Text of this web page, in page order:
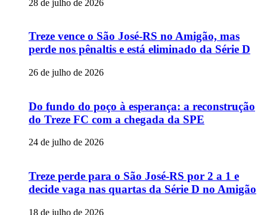
28 de julho de 2026
Treze vence o São José-RS no Amigão, mas
perde nos pênaltis e está eliminado da Série D
26 de julho de 2026
Do fundo do poço à esperança: a reconstrução
do Treze FC com a chegada da SPE
24 de julho de 2026
Treze perde para o São José-RS por 2 a 1 e
decide vaga nas quartas da Série D no Amigão
18 de julho de 2026